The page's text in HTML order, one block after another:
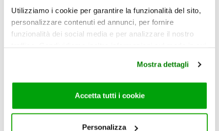
Utilizziamo i cookie per garantire la funzionalità del sito,
personalizzare contenuti ed annunci, per fornire
funzionalità dei social media e per analizzare il nostro
di analisi dei dati web, pubblicità e social media, i quali
potrebbero combinarle con altre informazioni che ha
fornito loro o che hanno raccolto dal suo utilizzo dei loro
cookie consultare la cookie policy. Se clicchi sulla “X” per
chiudere il banner, non verranno installati cookie sul tuo
Mostra dettagli
Accetta tutti i cookie
Personalizza